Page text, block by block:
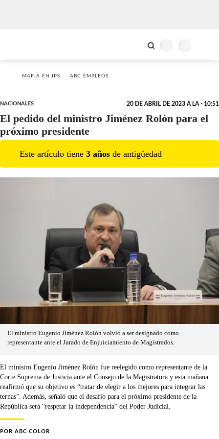
MAFIA EN IPS ABC EMPLEOS
NACIONALES 20 DE ABRIL DE 2023 A LA - 10:51
El pedido del ministro Jiménez Rolón para el
próximo presidente
Este artículo tiene 3 años de antigüedad
El ministro Eugenio Jiménez Rolón volvió a ser designado como
representante ante el Jurado de Enjuiciamiento de Magistrados.
El ministro Eugenio Jiménez Rolón fue reelegido como representante de la
Corte Suprema de Justicia ante el Consejo de la Magistratura y esta mañana
reafirmó que su objetivo es “tratar de elegir a los mejores para integrar las
ternas”. Además, señaló que el desafío para el próximo presidente de la
República será “respetar la independencia” del Poder Judicial.
POR ABC COLOR